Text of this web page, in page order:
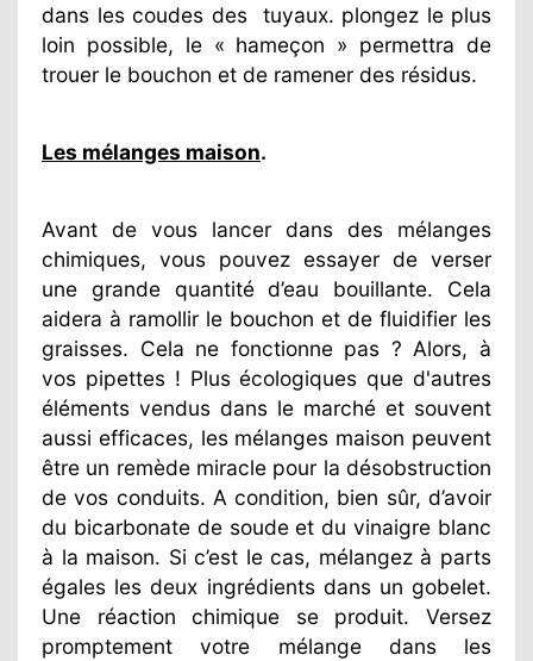
dans les coudes des
tuyaux. plongez le plus
loin possible, le « hameçon » permettra de
trouer le bouchon et de ramener des résidus.
Les mélanges maison.
Avant de vous lancer dans des mélanges
chimiques, vous pouvez essayer de verser
une grande quantité d’eau bouillante. Cela
aidera à ramollir le bouchon et de fluidifier les
graisses. Cela ne fonctionne pas ? Alors, à
vos pipettes ! Plus écologiques que d'autres
éléments vendus dans le marché et souvent
aussi efficaces, les mélanges maison peuvent
être un remède miracle pour la désobstruction
de vos conduits. A condition, bien sûr, d’avoir
du bicarbonate de soude et du vinaigre blanc
à la maison. Si c’est le cas, mélangez à parts
égales les deux ingrédients dans un gobelet.
Une réaction chimique se produit. Versez
promptement votre mélange dans les